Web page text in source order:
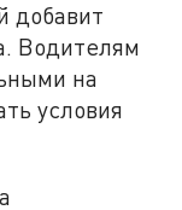
добавит
Водителям
на
условия